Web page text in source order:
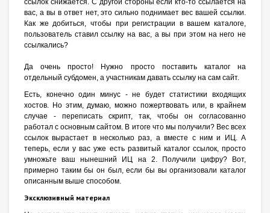
ссылок снижается. С другой стороны если кто-то ссылается на
вас, а вы в ответ нет, это сильно поднимает вес вашей ссылки.
Как же добиться, чтобы при регистрации в вашем каталоге,
пользователь ставил ссылку на вас, а вы при этом на него не
ссылкались?
Да очень просто! Нужно просто поставить каталог на
отдельный субдомен, а участникам давать ссылку на сам сайт.
Есть, конечно один минус - не будет статистики входящих
хостов. Но этим, думаю, можно пожертвовать или, в крайнем
случае - переписать скрипт, так, чтобы он согласованно
работал с основным сайтом. В итоге что мы получили? Вес всех
ссылок вырастает в несколько раз, а вместе с ним и ИЦ. А
теперь, если у вас уже есть развитый каталог ссылок, просто
умножьте ваш нынешний ИЦ на 2. Получили цифру? Вот,
примерно таким бы он был, если бы вы организовали каталог
описанным выше способом.
Эксклюзивный материал